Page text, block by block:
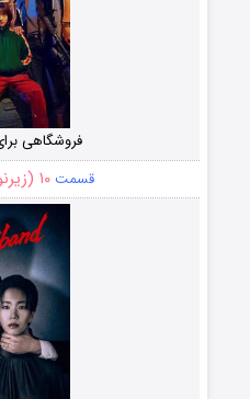
فروشگاهی
قسمت۱۰ (زیرنویس)